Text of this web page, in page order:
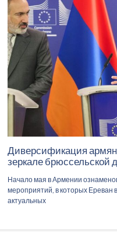
Диверсификация
зеркале брюссельской
Начало мая в Армении
мероприятий, в которых Ереван
актуальных